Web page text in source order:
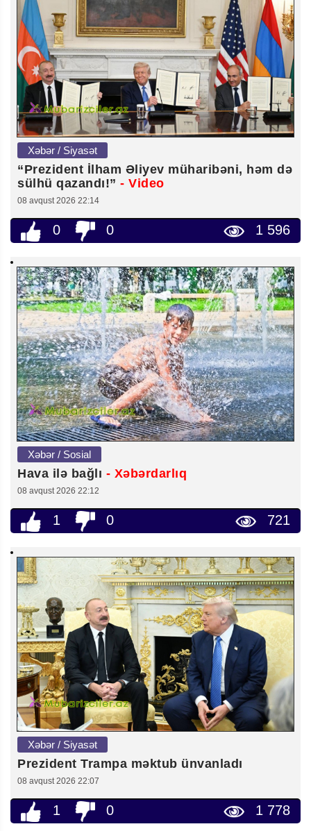
Xəbər / Siyasət
“Prezident İlham Əliyev müharibəni, həm də
sülhü qazandı!” - Video
08 avqust 2026 22:14
0 0 1 596
Xəbər / Sosial
Hava ilə bağlı - Xəbərdarlıq
08 avqust 2026 22:12
1 0 721
Xəbər / Siyasət
Prezident Trampa məktub ünvanladı
08 avqust 2026 22:07
1 0 1 778